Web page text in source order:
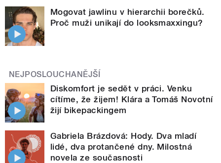
Mogovat jawlinu v hierarchii borečků.
Proč muži unikají do looksmaxxingu?
NEJPOSLOUCHANĚJŠÍ
Diskomfort je sedět v práci. Venku
cítíme, že žijem! Klára a Tomáš Novotní
žijí bikepackingem
Gabriela Brázdová: Hody. Dva mladí
lidé, dva protančené dny. Milostná
novela ze současnosti